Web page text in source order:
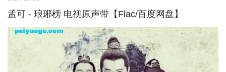
孟可 - 琅琊榜 电视原声带【Flac/百度网盘】